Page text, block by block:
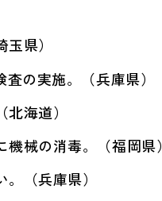
県）
査の実施。（兵庫県）
海道）
機械の消毒。（福岡県）
。（兵庫県）